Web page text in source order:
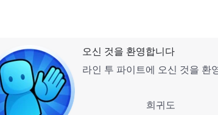
오신 것을 환영합니다
라인 투 파이트에 오신 것을 환
희귀도